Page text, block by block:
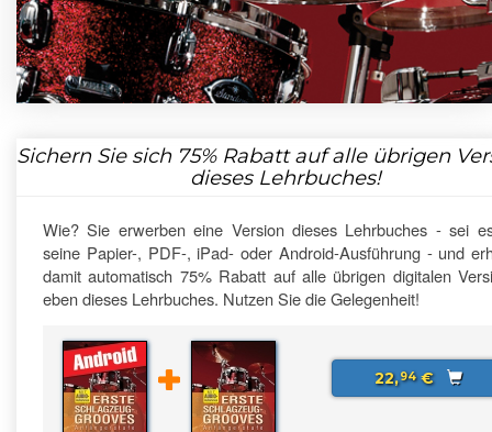
Sichern Sie sich 75%Rabatt auf alle übrigen
dieses Lehrbuches!
Wie? Sie erwerben eine Version dieses Lehrbuches - sei
seine Papier-, PDF-, iPad- oder Android-Ausführung - und
damit automatisch 75% Rabatt auf alle übrigen digitalen
eben dieses Lehrbuches. Nutzen Sie die Gelegenheit!
22,94€